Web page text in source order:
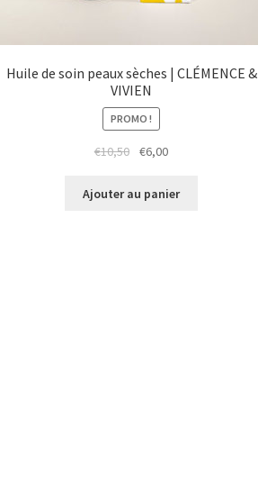
Huile de soin peaux sèches | CLÉMENCE &
VIVIEN
PROMO !
€10,50
Le
initial
€6,00Le
actuel
Ajouter au panier